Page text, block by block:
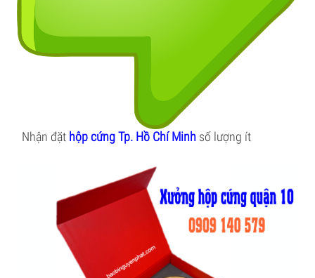
Nhận đặt hộp cứng Tp. Hồ Chí Minhsố lượng ít